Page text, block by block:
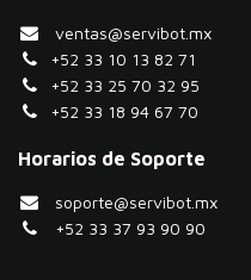
ventas@servibot.mx
+52 33 10 13 82 71
+52 33 25 70 32 95
+52 33 18 94 67 70
Horarios de Soporte
soporte@servibot.mx
+52 33 37 93 90 90